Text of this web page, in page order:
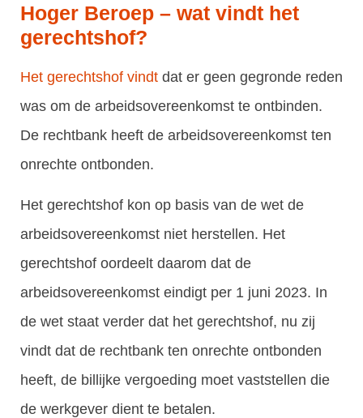
Hoger Beroep – wat vindt het
gerechtshof?
Het gerechtshof vindt dat er geen gegronde reden
was om de arbeidsovereenkomst te ontbinden.
De rechtbank heeft de arbeidsovereenkomst ten
onrechte ontbonden.
Het gerechtshof kon op basis van de wet de
arbeidsovereenkomst niet herstellen. Het
gerechtshof oordeelt daarom dat de
arbeidsovereenkomst eindigt per 1 juni 2023. In
de wet staat verder dat het gerechtshof, nu zij
vindt dat de rechtbank ten onrechte ontbonden
heeft, de billijke vergoeding moet vaststellen die
de werkgever dient te betalen.